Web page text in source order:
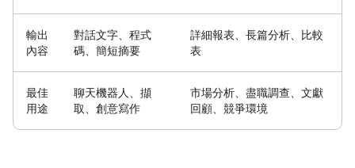
輸出
內容
對話文字、程式
碼、簡短摘要
詳細報表、長篇分析、比較
表
最佳
用途
聊天機器人、擷
取、創意寫作
市場分析、盡職調查、文獻
回顧、競爭環境